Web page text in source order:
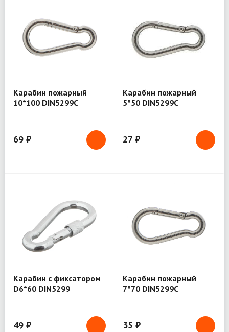
Карабин пожарный
10*100 DIN5299С
69 ₽
Карабин пожарный
5*50 DIN5299С
27 ₽
Карабин с фиксатором
D6*60 DIN5299
49 ₽
Карабин пожарный
7*70 DIN5299С
35 ₽